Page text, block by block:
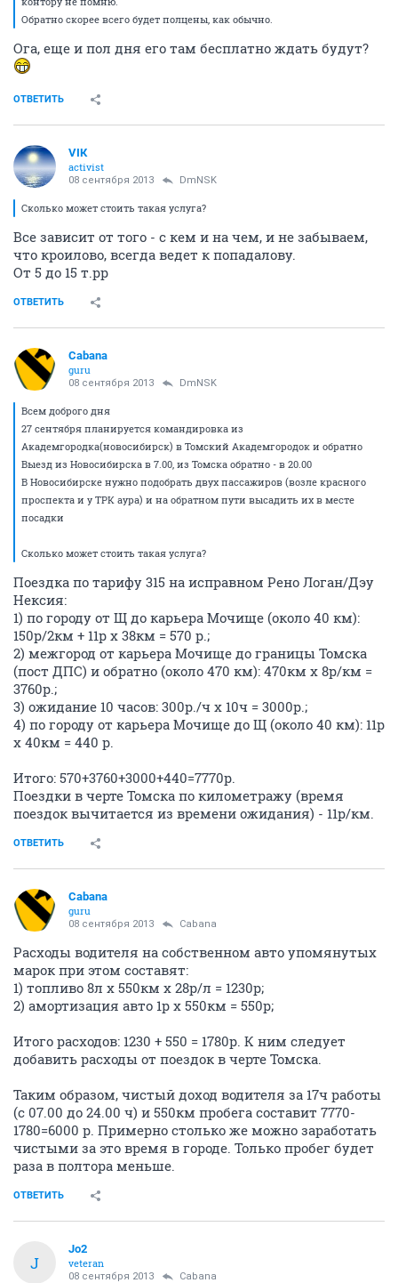
Обратно скорее всего будет полцены, как обычно.
Ога, еще и пол дня его там бесплатно ждать будут?
ОТВЕТИТЬ
VIК
activist
08 сентября 2013 DmNSK
Сколько может стоить такая услуга?
Все зависит от того - с кем и на чем, и не забываем,
что кроилово, всегда ведет к попадалову.
От 5 до 15 т.рр
ОТВЕТИТЬ
Cabana
guru
08 сентября 2013 DmNSK
Всем доброго дня
27 сентября планируется командировка из
Академгородка(новосибирск) в Томский Академгородок и обратно
Выезд из Новосибирска в 7.00, из Томска обратно - в 20.00
В Новосибирске нужно подобрать двух пассажиров (возле красного
проспекта и у ТРК аура) и на обратном пути высадить их в месте
посадки
Сколько может стоить такая услуга?
Поездка по тарифу 315 на исправном Рено Логан/Дэу
Нексия:
1) по городу от Щ до карьера Мочище (около 40 км):
150р/2км + 11р х 38км = 570 р.;
2) межгород от карьера Мочище до границы Томска
(пост ДПС) и обратно (около 470 км): 470км х 8р/км =
3760р.;
3) ожидание 10 часов: 300р./ч х 10ч = 3000р.;
4) по городу от карьера Мочище до Щ (около 40 км): 11р
х 40км = 440 р.
Итого: 570+3760+3000+440=7770р.
Поездки в черте Томска по километражу (время
поездок вычитается из времени ожидания) - 11р/км.
ОТВЕТИТЬ
Cabana
guru
08 сентября 2013 Cabana
Расходы водителя на собственном авто упомянутых
марок при этом составят:
1) топливо 8л х 550км х 28р/л = 1230р;
2) амортизация авто 1р х 550км = 550р;
Итого расходов: 1230 + 550 = 1780р. К ним следует
добавить расходы от поездок в черте Томска.
Таким образом, чистый доход водителя за 17ч работы
(с 07.00 до 24.00 ч) и 550км пробега составит 7770-
1780=6000 р. Примерно столько же можно заработать
чистыми за это время в городе. Только пробег будет
раза в полтора меньше.
ОТВЕТИТЬ
J
Jo2
veteran
08 сентября 2013 Cabana